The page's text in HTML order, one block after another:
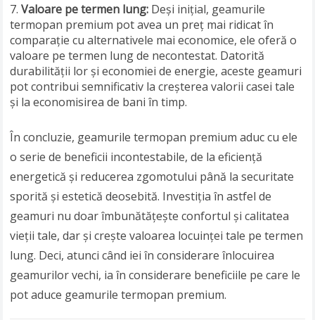
Valoare pe termen lung: Deși inițial, geamurile
termopan premium pot avea un preț mai ridicat în
comparație cu alternativele mai economice, ele oferă o
valoare pe termen lung de necontestat. Datorită
durabilității lor și economiei de energie, aceste geamuri
pot contribui semnificativ la creșterea valorii casei tale
și la economisirea de bani în timp.
În concluzie, geamurile termopan premium aduc cu ele
o serie de beneficii incontestabile, de la eficiență
energetică și reducerea zgomotului până la securitate
sporită și estetică deosebită. Investiția în astfel de
geamuri nu doar îmbunătățește confortul și calitatea
vieții tale, dar și crește valoarea locuinței tale pe termen
lung. Deci, atunci când iei în considerare înlocuirea
geamurilor vechi, ia în considerare beneficiile pe care le
pot aduce geamurile termopan premium.